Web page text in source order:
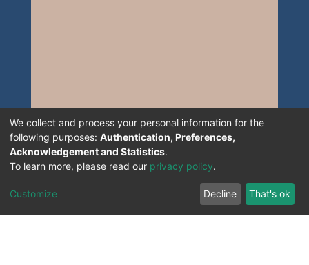
We collect and process your personal information for the
following purposes: Authentication, Preferences,
Acknowledgement and Statistics.
To learn more, please read our privacy policy.
Customize Decline That's ok